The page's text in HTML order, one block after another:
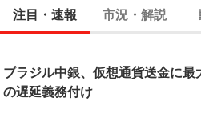
注目・速報 市況・解説
ブラジル中銀、仮想通貨送金に最
の遅延義務付け